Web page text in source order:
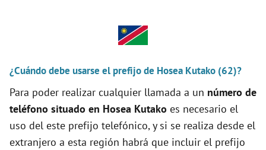
d
o
¿Cuándo debe usarse el prefijo de Hosea Kutako (62)?
Para poder realizar cualquier llamada a un número de
teléfono situado en Hosea Kutako es necesario el
uso del este prefijo telefónico, y si se realiza desde el
extranjero a esta región habrá que incluir el prefijo